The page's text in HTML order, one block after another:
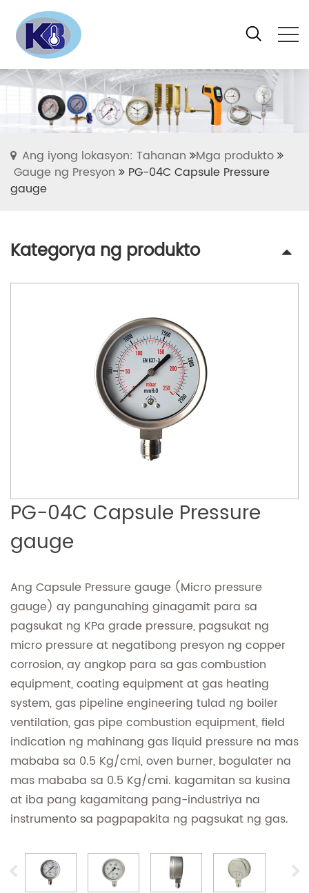
Ang iyong lokasyon: Tahanan
Mga produkto
Gauge ng Presyon
PG-04C Capsule Pressure
gauge
Kategorya ng produkto
PG-04C Capsule Pressure
gauge
Ang Capsule Pressure gauge (Micro pressure
gauge) ay pangunahing ginagamit para sa
pagsukat ng KPa grade pressure, pagsukat ng
micro pressure at negatibong presyon ng copper
corrosion, ay angkop para sa gas combustion
equipment, coating equipment at gas heating
system, gas pipeline engineering tulad ng boiler
ventilation, gas pipe combustion equipment, field
indication ng mahinang gas liquid pressure na mas
mababa sa 0.5 Kg/cmi, oven burner, bogulater na
mas mababa sa 0.5 Kg/cmi. kagamitan sa kusina
at iba pang kagamitang pang-industriya na
instrumento sa pagpapakita ng pagsukat ng gas.